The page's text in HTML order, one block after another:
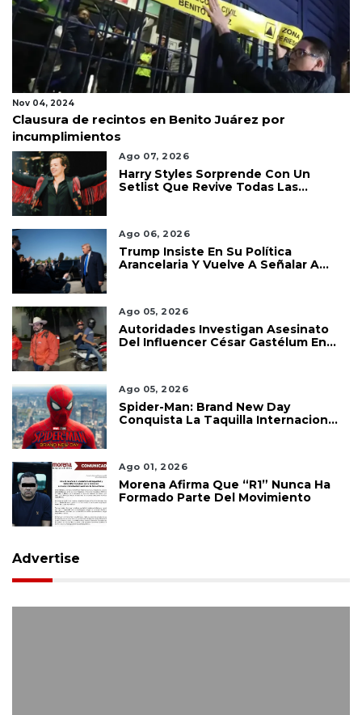
Nov 04, 2024
Clausura de recintos en Benito Juárez por
incumplimientos
Ago 07, 2026
Harry Styles Sorprende Con Un
Setlist Que Revive Todas Las
Ago 06, 2026
Trump Insiste En Su Política
Arancelaria Y Vuelve A Señalar A
Ago 05, 2026
Autoridades Investigan Asesinato
Del Influencer César Gastélum En
Ago 05, 2026
Spider-Man: Brand New Day
Conquista La Taquilla Internacional
Ago 01, 2026
Morena Afirma Que “R1” Nunca Ha
Formado Parte Del Movimiento
Advertise